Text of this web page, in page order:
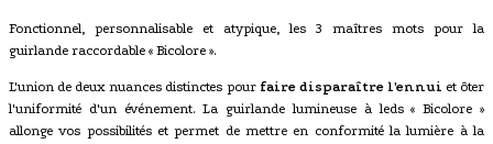
Fonctionnel, personnalisable et atypique, les 3 maîtres mots pour la
guirlande raccordable « Bicolore ».
L'union de deux nuances distinctes pour faire disparaître l'ennui et ôter
l'uniformité d'un événement. La guirlande lumineuse à leds « Bicolore »
allonge vos possibilités et permet de mettre en conformité la lumière à la